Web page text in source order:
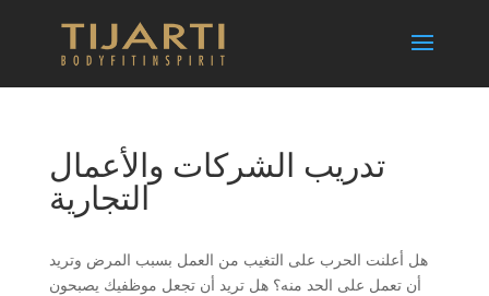
تدريب الشركات والأعمال
التجارية
هل أعلنت الحرب على التغيب من العمل بسبب المرض وتريد
أن تعمل على الحد منه؟ هل تريد أن تجعل موظفيك يصبحون